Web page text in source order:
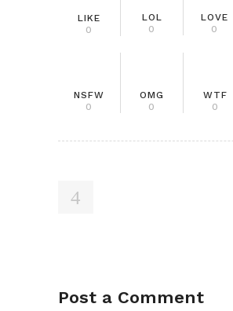
LIKE
0
LOL
0
LOVE
0
NSFW
0
OMG
0
WTF
0
Post a Comment